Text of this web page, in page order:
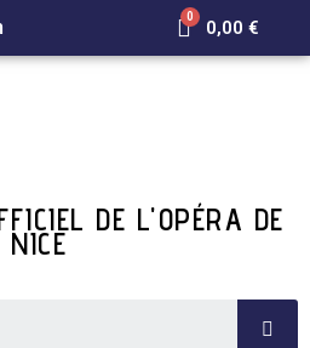
0,00 €
DE L'OPÉRA DE
NICE